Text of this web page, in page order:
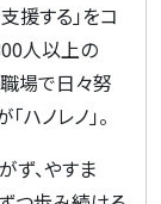
援する」をコ
人以上の
場で日々努
ハノレノ」。
ず、やすま